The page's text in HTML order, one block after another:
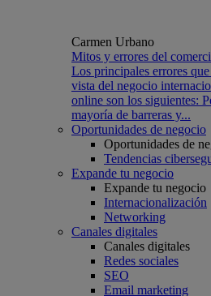
Carmen Urbano
Mitos y errores del
Los principales errores
vista del negocio
online son los siguientes:
mayoría de barreras y...
Oportunidades de negocio
Oportunidades de
Tendencias
Expande tu negocio
Expande tu negocio
Internacionalización
Networking
Canales digitales
Canales digitales
Redes sociales
SEO
Email marketing